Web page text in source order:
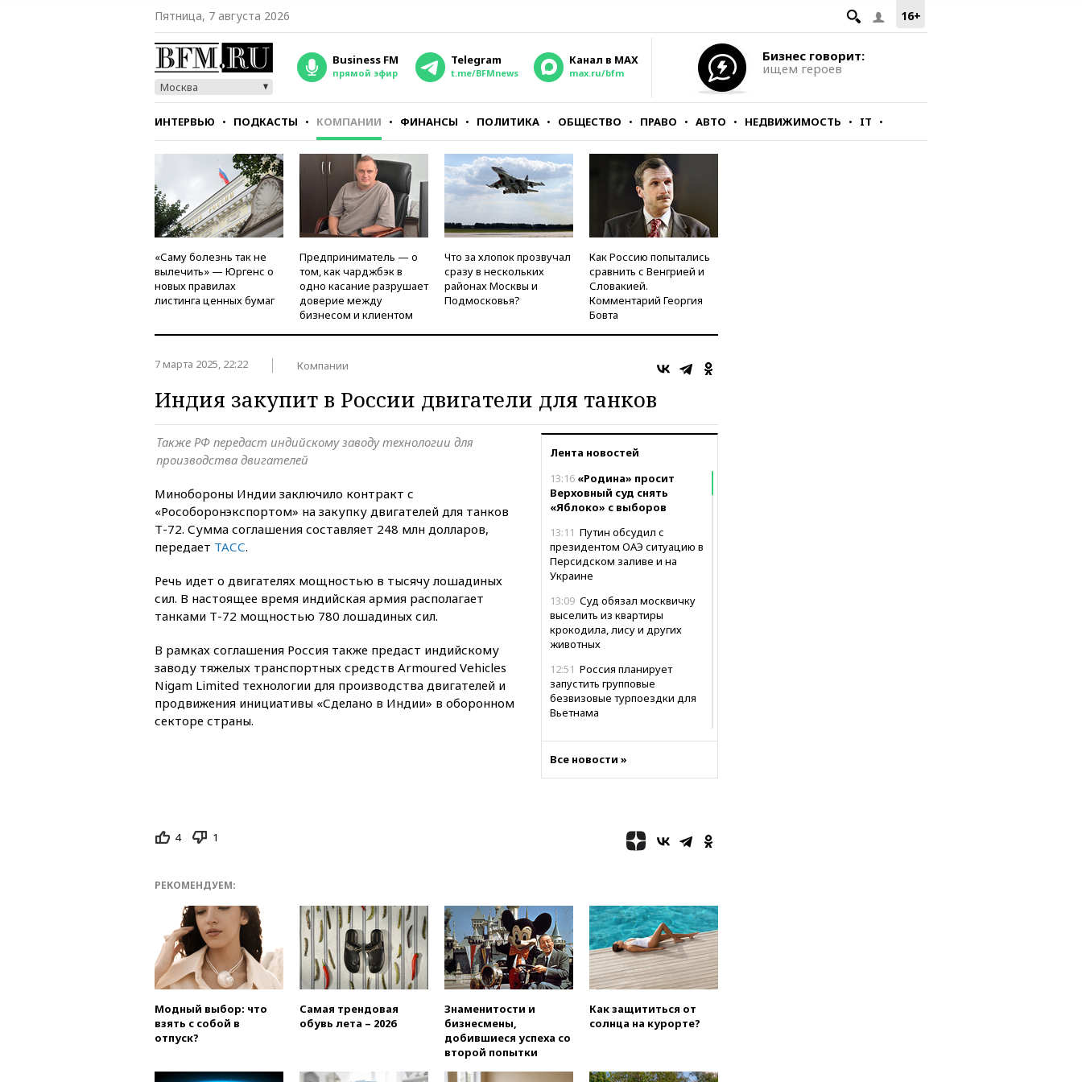
16+
Пятница, 7 августа 2026
Москва
Business FM
прямой эфир
Telegram
t.me/BFMnews
Канал в MAX
max.ru/bfm
Бизнес говорит:
ищем героев
ИНТЕРВЬЮ ПОДКАСТЫ КОМПАНИИ ФИНАНСЫ ПОЛИТИКА ОБЩЕСТВО ПРАВО АВТО НЕДВИЖИМОСТЬ IT
СТИЛЬ ТЕСТЫ
«Саму болезнь так не
вылечить» — Юргенс о
новых правилах
листинга ценных бумаг
Предприниматель — о
том, как чарджбэк в
одно касание разрушает
доверие между
бизнесом и клиентом
Что за хлопок прозвучал
сразу в нескольких
районах Москвы и
Подмосковья?
Как Россию попытались
сравнить с Венгрией и
Словакией.
Комментарий Георгия
Бовта
7 марта 2025, 22:22 Компании
Индия закупит в России двигатели для танков
Лента новостей
13:16 «Родина» просит
Верховный суд снять
«Яблоко» с выборов
13:11 Путин обсудил с
президентом ОАЭ ситуацию в
Персидском заливе и на
Украине
13:09 Суд обязал москвичку
выселить из квартиры
крокодила, лису и других
животных
12:51 Россия планирует
запустить групповые
безвизовые турпоездки для
Вьетнама
рекордных показателей
в соцсети
11:58
Резаи: Иран не допустит
открытия второго маршрута в
Ормузском проливе
11:48
Жители Москвы и
громких взрывах
11:41
Все новости »
Также РФ передаст индийскому заводу технологии для
производства двигателей
Минобороны Индии заключило контракт с
«Рособоронэкспортом» на закупку двигателей для танков
Т-72. Сумма соглашения составляет 248 млн долларов,
передает ТАСС.
Речь идет о двигателях мощностью в тысячу лошадиных
сил. В настоящее время индийская армия располагает
танками Т-72 мощностью 780 лошадиных сил.
В рамках соглашения Россия также предаст индийскому
заводу тяжелых транспортных средств Armoured Vehicles
Nigam Limited технологии для производства двигателей и
продвижения инициативы «Сделано в Индии» в оборонном
секторе страны.
4 1
РЕКОМЕНДУЕМ:
Модный выбор: что
взять с собой в
отпуск?
Самая трендовая
обувь лета – 2026
Знаменитости и
бизнесмены,
добившиеся успеха со
второй попытки
Как защититься от
солнца на курорте?